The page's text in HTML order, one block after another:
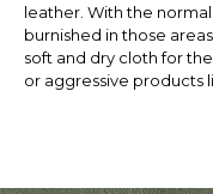
leather. With the
burnished in those
soft and dry cloth for
or aggressive products